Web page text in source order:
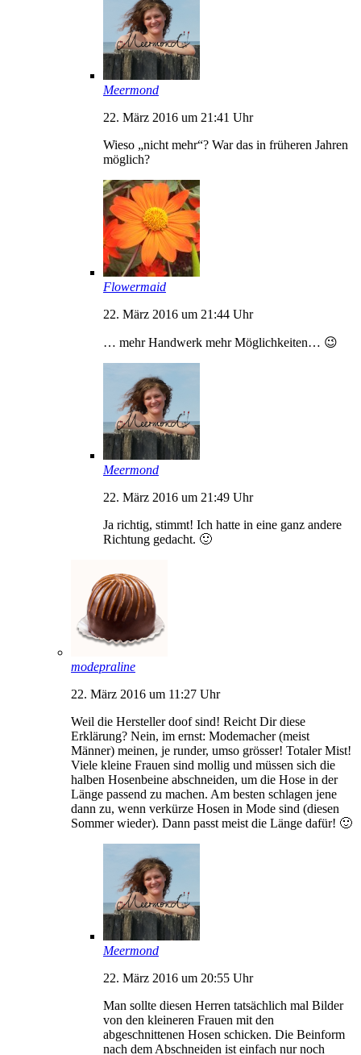
Meermond
22. März 2016 um 21:41 Uhr
Wieso „nicht mehr“? War das in früheren Jahren
möglich?
Flowermaid
22. März 2016 um 21:44 Uhr
… mehr Handwerk mehr Möglichkeiten… 😉
Meermond
22. März 2016 um 21:49 Uhr
Ja richtig, stimmt! Ich hatte in eine ganz andere
Richtung gedacht. 🙂
modepraline
22. März 2016 um 11:27 Uhr
Weil die Hersteller doof sind! Reicht Dir diese
Erklärung? Nein, im ernst: Modemacher (meist
Männer) meinen, je runder, umso grösser! Totaler Mist!
Viele kleine Frauen sind mollig und müssen sich die
halben Hosenbeine abschneiden, um die Hose in der
Länge passend zu machen. Am besten schlagen jene
dann zu, wenn verkürze Hosen in Mode sind (diesen
Sommer wieder). Dann passt meist die Länge dafür! 🙂
Meermond
22. März 2016 um 20:55 Uhr
Man sollte diesen Herren tatsächlich mal Bilder
von den kleineren Frauen mit den
abgeschnittenen Hosen schicken. Die Beinform
nach dem Abschneiden ist einfach nur noch